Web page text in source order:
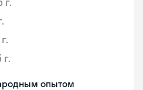
г.
опытом